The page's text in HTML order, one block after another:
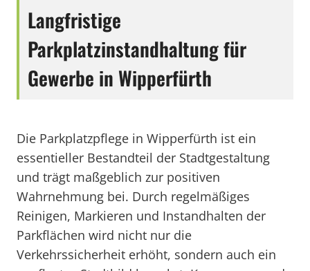
Langfristige
Parkplatzinstandhaltung für
Gewerbe in Wipperfürth
Die Parkplatzpflege in Wipperfürth ist ein
essentieller Bestandteil der Stadtgestaltung
und trägt maßgeblich zur positiven
Wahrnehmung bei. Durch regelmäßiges
Reinigen, Markieren und Instandhalten der
Parkflächen wird nicht nur die
Verkehrssicherheit erhöht, sondern auch ein